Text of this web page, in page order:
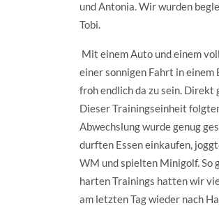
und Antonia. Wir wurden
Tobi.
Mit einem Auto und einem
einer sonnigen Fahrt in einem
froh endlich da zu sein. Direkt
Dieser Trainingseinheit
Abwechslung wurde genug
durften Essen einkaufen,
WM und spielten Minigolf. So
harten Trainings hatten wir
am letzten Tag wieder nach